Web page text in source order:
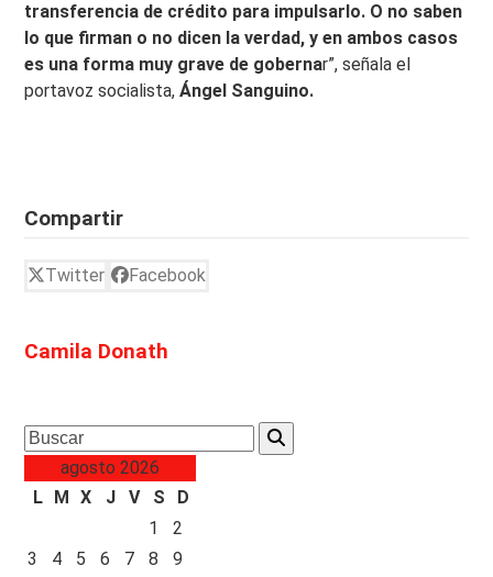
transferencia de crédito para impulsarlo. O no saben
lo que firman o no dicen la verdad, y en ambos casos
es una forma muy grave de gobernar”, señala el
portavoz socialista,Ángel Sanguino.
Compartir
Twitter Facebook
Camila Donath
Search
agosto 2026
L M X J V S
D
1
2
3
4 5 6 7 8
9